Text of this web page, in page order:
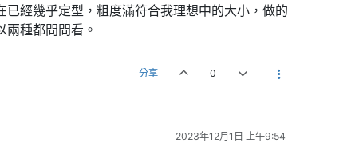
經幾乎定型，粗度滿符合我理想中的大小，做的
種都問問看。
分享 0
2023年12月1日 上午9:54